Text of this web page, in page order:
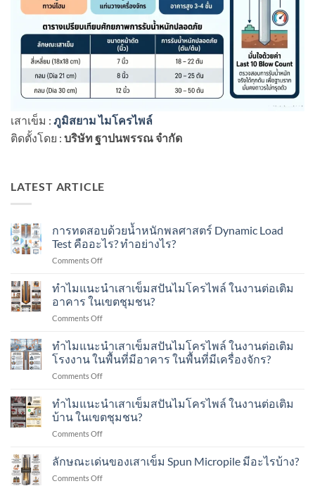
เสาเข็ม : ภูมิสยาม ไมโครไพล์
ติดตั้งโดย : บริษัท ฐาปนพรรณ จำกัด
LATEST ARTICLE
การทดสอบด้วยน้ำหนักพลศาสตร์ Dynamic Load
Test คืออะไร? ทำอย่างไร?
Comments Offon
ทดสอบ
ด้วย
น้ำ
หนัก
Dynamic
Load
ทำ
อย่างไร?
ทำไมแนะนำเสาเข็มสปันไมโครไพล์ ในงานต่อเติม
อาคาร ในเขตชุมชน?
Comments Offon
แนะนำ
เสา
เข็ม
ส
ไมโคร
ไพล์
เติม
ทำไมแนะนำเสาเข็มสปันไมโครไพล์ ในงานต่อเติม
โรงงาน ในพื้นที่มีอาคาร ในพื้นที่มีเครื่องจักร?
Comments Offon
แนะนำ
เสา
เข็ม
ส
ไมโคร
ทำไมแนะนำเสาเข็มสปันไมโครไพล์ ในงานต่อเติม
บ้าน ในเขตชุมชน?
Comments Offon
เสา
เข็ม
ลักษณะเด่นของเสาเข็ม Spun Micropile มีอะไรบ้าง?
Comments Offon